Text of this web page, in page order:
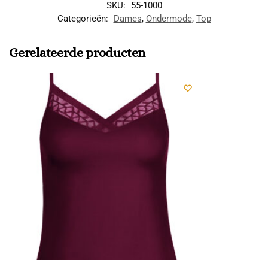
SKU:
55-1000
Categorieën:
Dames, Ondermode, Top
Gerelateerde producten